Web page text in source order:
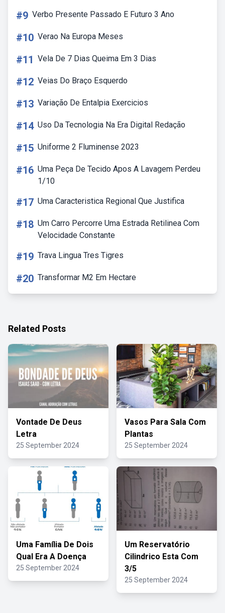
#9 Verbo Presente Passado E Futuro 3 Ano
#10 Verao Na Europa Meses
#11 Vela De 7 Dias Queima Em 3 Dias
#12 Veias Do Braço Esquerdo
#13 Variação De Entalpia Exercicios
#14 Uso Da Tecnologia Na Era Digital Redação
#15 Uniforme 2 Fluminense 2023
#16 Uma Peça De Tecido Apos A Lavagem Perdeu
1/10
#17 Uma Caracteristica Regional Que Justifica
#18 Um Carro Percorre Uma Estrada Retilinea Com
Velocidade Constante
#19 Trava Lingua Tres Tigres
#20 Transformar M2 Em Hectare
Related Posts
Vontade De Deus
Letra
25 September 2024
Vasos Para Sala Com
Plantas
25 September 2024
Uma Família De Dois
Qual Era A Doença
25 September 2024
Um Reservatório
Cilindrico Esta Com
3/5
25 September 2024